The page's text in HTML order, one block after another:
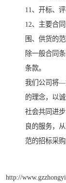
11、开标、
12、主要合
围、供货的
除一般合同
条款。
我们公司将—
的理念，以
社会共同进
良的服务，
范的招标采
http://